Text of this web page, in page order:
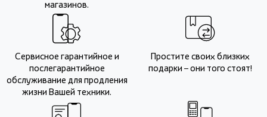
магазинов.
Сервисное гарантийное и
послегарантийное
обслуживание для продления
жизни Вашей техники.
Простите своих близких
подарки – они того стоят!